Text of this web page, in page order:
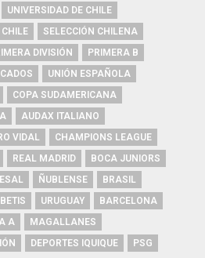
UNIVERSIDAD DE CHILE
CHILE
SELECCIÓN CHILENA
DIVISIÓN
PRIMERA B
UNIÓN ESPAÑOLA
COPA SUDAMERICANA
AUDAX ITALIANO
VIDAL
CHAMPIONS LEAGUE
REAL MADRID
BOCA JUNIORS
ÑUBLENSE
BRASIL
BETIS URUGUAY
BARCELONA
A
MAGALLANES
DEPORTES IQUIQUE PSG